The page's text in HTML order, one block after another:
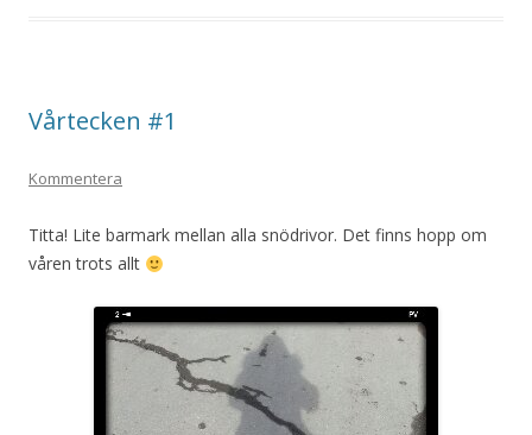
Vårtecken #1
Kommentera
Titta! Lite barmark mellan alla snödrivor. Det finns hopp om
våren trots allt